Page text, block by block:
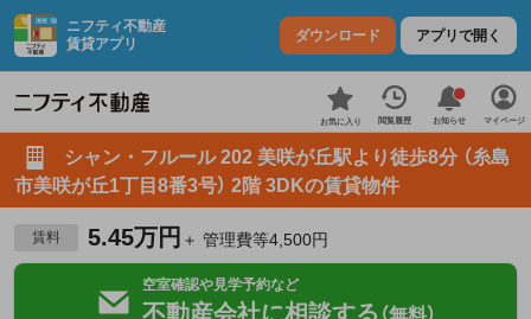
ニフティ不動産
賃貸アプリ
ダウンロード アプリで開く
お気に入り 閲覧履歴 お知らせ マイページ
シャン・フルール 202 美咲が丘駅より徒歩8分 （糸島
市美咲が丘1丁目8番3号） 2階 3DKの賃貸物件
賃料 5.45万円 ＋ 管理費等4,500円
空室確認や見学予約など
不動産会社に相談する （無料）